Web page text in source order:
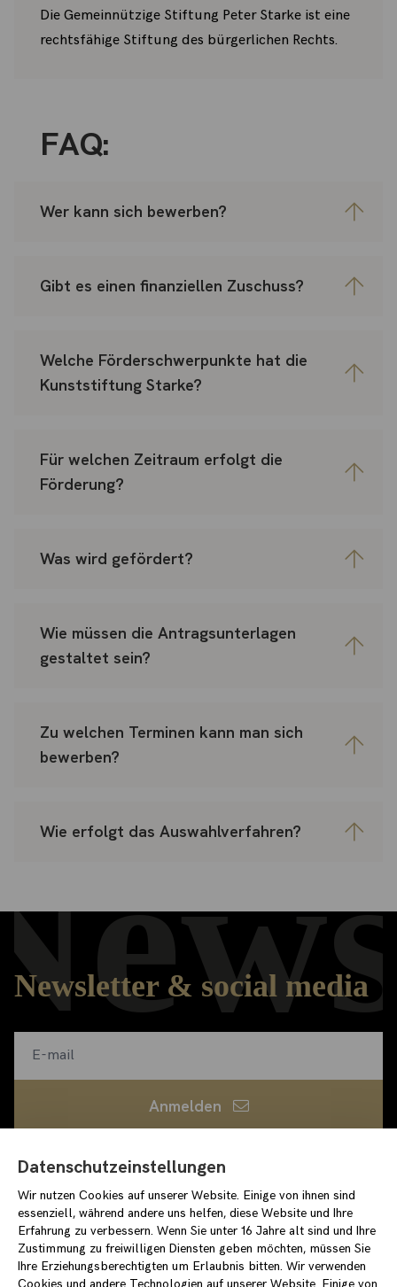
Datenschutzeinstellungen
Wir nutzen Cookies auf unserer Website. Einige von ihnen sind
essenziell, während andere uns helfen, diese Website und Ihre
Erfahrung zu verbessern. Wenn Sie unter 16 Jahre alt sind und Ihre
Zustimmung zu freiwilligen Diensten geben möchten, müssen Sie
Ihre Erziehungsberechtigten um Erlaubnis bitten. Wir verwenden
Cookies und andere Technologien auf unserer Website. Einige von
Die Gemeinnützige Stiftung Peter Starke ist eine
rechtsfähige Stiftung des bürgerlichen Rechts.
FAQ:
Wer kann sich bewerben?
Gibt es einen finanziellen Zuschuss?
Welche Förderschwerpunkte hat die
Kunststiftung Starke?
Für welchen Zeitraum erfolgt die
Förderung?
Was wird gefördert?
Wie müssen die Antragsunterlagen
gestaltet sein?
Zu welchen Terminen kann man sich
bewerben?
Wie erfolgt das Auswahlverfahren?
Newsletter & social media
Anmelden
Ich habe dieDatenschutzerklärung
loewenpalais-events.de
/stiftungstarke
/stiftung_starke